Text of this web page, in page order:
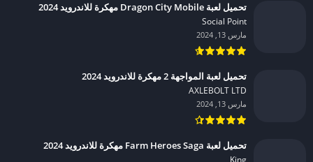
تحميل لعبة Dragon City Mobile مهكرة للاندرويد 2024
Social Point‏
مارس 13, 2024
تحميل لعبة المواجهة 2 مهكرة للاندرويد 2024
AXLEBOLT LTD‏
مارس 13, 2024
تحميل لعبة Farm Heroes Saga مهكرة للاندرويد 2024